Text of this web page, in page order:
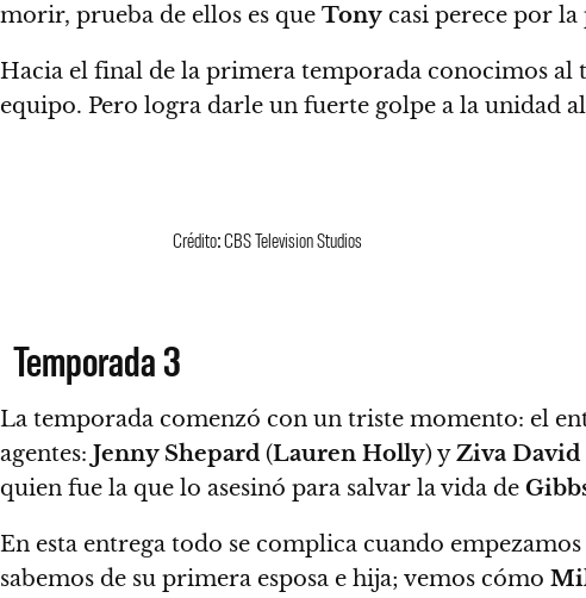
morir, prueba de ellos es que Tony casi perece por
Hacia el final de la primera temporada conocimos
equipo. Pero logra darle un fuerte golpe a la unidad
Crédito: CBS Television Studios
Temporada 3
La temporada comenzó con un triste momento: el
agentes: Jenny Shepard (Lauren Holly) yZiva David
quien fue la que lo asesinó para salvar la vida de
En esta entrega todo se complica cuando
sabemos de su primera esposa e hija; vemos cómo